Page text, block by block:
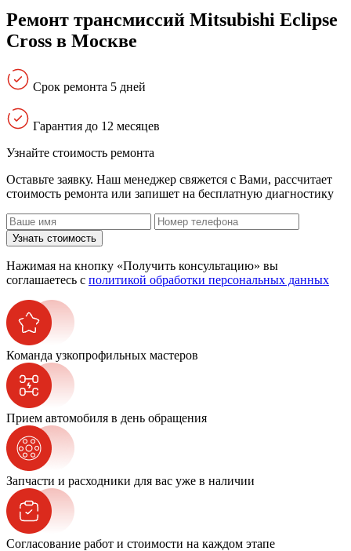
Ремонт трансмиссий Mitsubishi Eclipse
Cross в Москве
Срок ремонта 5 дней
Гарантия до 12 месяцев
Узнайте стоимость ремонта
Оставьте заявку. Наш менеджер свяжется с Вами, расcчитает
стоимость ремонта или запишет на бесплатную диагностику
Узнать стоимость
Нажимая на кнопку «Получить консультацию» вы
соглашаетесь с политикой обработки персональных данных
Команда узкопрофильных мастеров
Прием автомобиля в день обращения
Запчасти и расходники для вас уже в наличии
Согласование работ и стоимости на каждом этапе